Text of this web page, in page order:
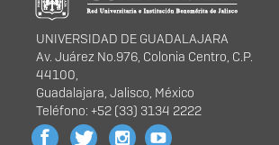
UNIVERSIDAD DE GUADALAJARA
Av. Juárez No.976, Colonia Centro, C.P.
44100,
Guadalajara, Jalisco, México
Teléfono: +52 (33) 3134 2222